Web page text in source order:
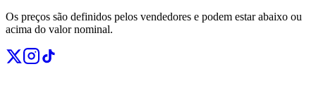
Os preços são definidos pelos vendedores e podem estar abaixo ou
acima do valor nominal.